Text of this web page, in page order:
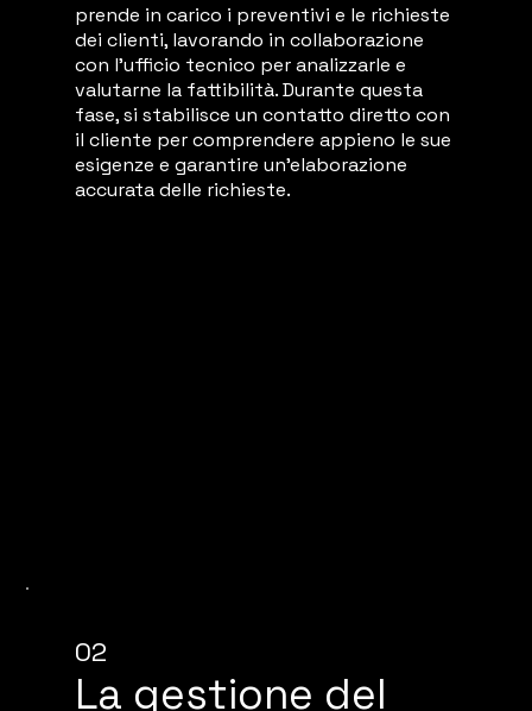
prende in carico i preventivi e le richieste
dei clienti, lavorando in collaborazione
con l'ufficio tecnico per analizzarle e
valutarne la fattibilità. Durante questa
fase, si stabilisce un contatto diretto con
il cliente per comprendere appieno le sue
esigenze e garantire un'elaborazione
accurata delle richieste.
La gestione del
02